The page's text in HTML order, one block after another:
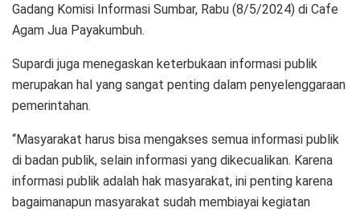
Gadang Komisi Informasi Sumbar, Rabu (8/5/2024) di Cafe
Agam Jua Payakumbuh.
Supardi juga menegaskan keterbukaan informasi publik
merupakan hal yang sangat penting dalam penyelenggaraan
pemerintahan.
“Masyarakat harus bisa mengakses semua informasi publik
di badan publik, selain informasi yang dikecualikan. Karena
informasi publik adalah hak masyarakat, ini penting karena
bagaimanapun masyarakat sudah membiayai kegiatan